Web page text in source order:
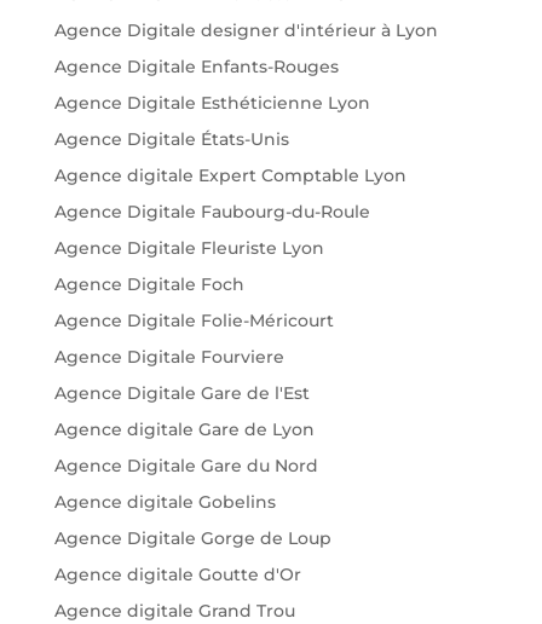
Agence Digitale designer d'intérieur à Lyon
Agence Digitale Enfants-Rouges
Agence Digitale Esthéticienne Lyon
Agence Digitale États-Unis
Agence digitale Expert Comptable Lyon
Agence Digitale Faubourg-du-Roule
Agence Digitale Fleuriste Lyon
Agence Digitale Foch
Agence Digitale Folie-Méricourt
Agence Digitale Fourviere
Agence Digitale Gare de l'Est
Agence digitale Gare de Lyon
Agence Digitale Gare du Nord
Agence digitale Gobelins
Agence Digitale Gorge de Loup
Agence digitale Goutte d'Or
Agence digitale Grand Trou